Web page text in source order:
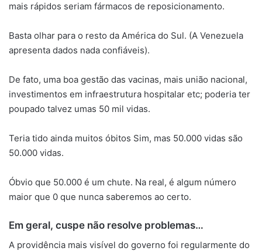
mais rápidos seriam fármacos de reposicionamento.
Basta olhar para o resto da América do Sul. (A Venezuela
apresenta dados nada confiáveis).
De fato, uma boa gestão das vacinas, mais união nacional,
investimentos em infraestrutura hospitalar etc; poderia ter
poupado talvez umas 50 mil vidas.
Teria tido ainda muitos óbitos Sim, mas 50.000 vidas são
50.000 vidas.
Óbvio que 50.000 é um chute. Na real, é algum número
maior que 0 que nunca saberemos ao certo.
Em geral, cuspe não resolve problemas…
A providência mais visível do governo foi regularmente do